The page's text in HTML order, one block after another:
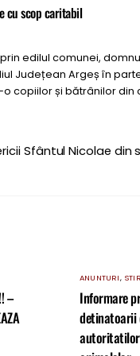
cu scop caritabil
edilul comunei,
Județean Argeș în
copiilor și bătrânilor din
Sfântul Nicolae din
–
ANUNTURI,
Informare
detinatoarii
autoritatilor